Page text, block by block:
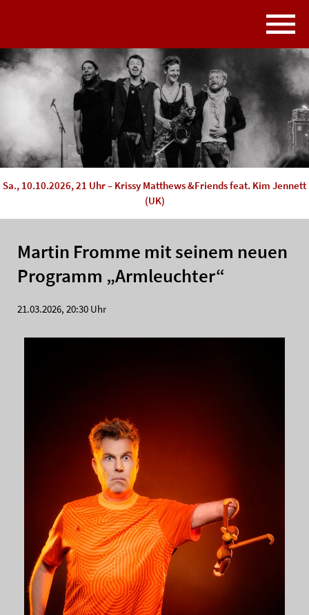
Sa., 10.10.2026, 21 Uhr – Krissy Matthews &Friends feat. Kim Jennett
(UK)
Martin Fromme mit seinem neuen
Programm „Armleuchter“
21.03.2026, 20:30 Uhr